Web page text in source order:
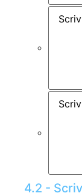
4.2 -